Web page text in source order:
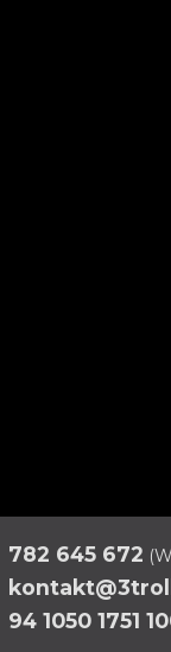
782 645 672
94 1050 1751